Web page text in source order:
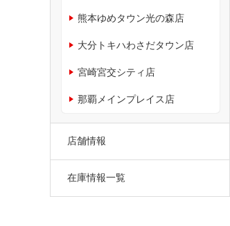
熊本ゆめタウン光の森店
大分トキハわさだタウン店
宮崎宮交シティ店
那覇メインプレイス店
店舗情報
在庫情報一覧